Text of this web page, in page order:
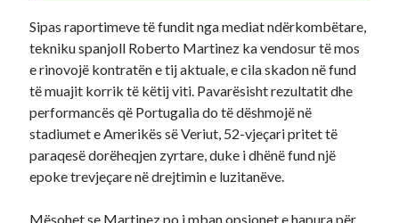
Sipas raportimeve të fundit nga mediat ndërkombëtare,
tekniku spanjoll Roberto Martinez ka vendosur të mos
e rinovojë kontratën e tij aktuale, e cila skadon në fund
të muajit korrik të këtij viti. Pavarësisht rezultatit dhe
performancës që Portugalia do të dëshmojë në
stadiumet e Amerikës së Veriut, 52-vjeçari pritet të
paraqesë dorëheqjen zyrtare, duke i dhënë fund një
epoke trevjeçare në drejtimin e luzitanëve.
Mësohet se Martinez po i mban opsionet e hapura për